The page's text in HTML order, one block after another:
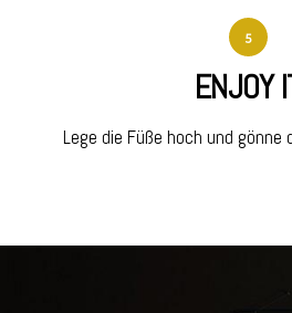
5
ENJOY
Lege die Füße hoch und gönne